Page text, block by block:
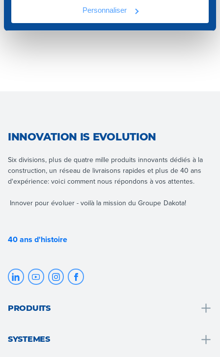
Personnaliser
Programmer un Appel
INNOVATION IS EVOLUTION
Six divisions, plus de quatre mille produits innovants dédiés à la
construction, un réseau de livraisons rapides et plus de 40 ans
d'expérience: voici comment nous répondons à vos attentes.
Innover pour évoluer - voilà la mission du Groupe Dakota!
40 ans d'histoire
PRODUITS
SYSTEMES